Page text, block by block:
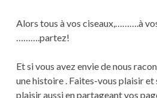
Alors tous à vos ciseaux,……….à
……….partez!
Et si vous avez envie de nous
une histoire . Faites-vous plaisir
plaisir aussi en partageant vos